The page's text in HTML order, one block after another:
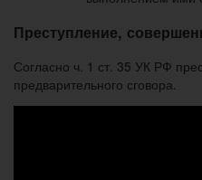
Преступление,
Согласно ч. 1 ст. 35 УК РФ
предварительного сговора.